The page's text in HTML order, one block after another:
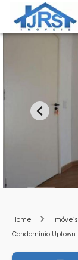
Home Imóveis
Condomínio Uptown